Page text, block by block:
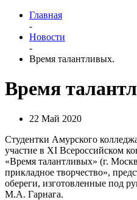
Главная
-
Новости
-
Время талантливых.
Время
22 Май 2020
Студентки Амурского
участие в XI Всероссийском
«Время талантливых» (г.
прикладное творчество»,
обереги, изготовленные под
М.А. Гарнага.